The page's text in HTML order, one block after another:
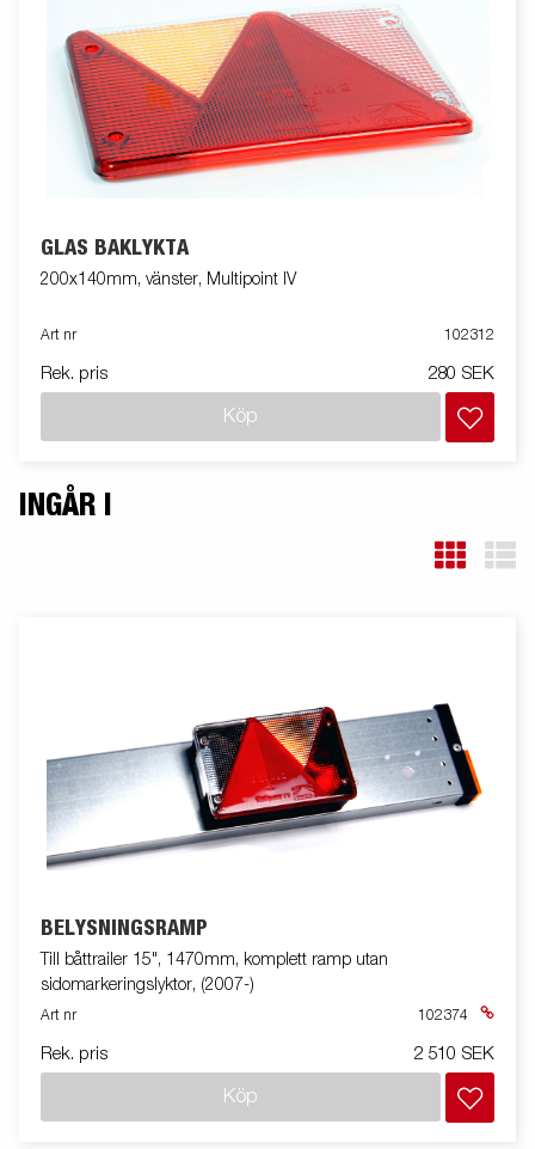
GLAS BAKLYKTA
200x140mm, vänster, Multipoint IV
Art nr 102312
Rek. pris 280 SEK
Köp
INGÅR I
BELYSNINGSRAMP
Till båttrailer 15", 1470mm, komplett ramp utan
sidomarkeringslyktor, (2007-)
Art nr 102374
Rek. pris 2 510 SEK
Köp